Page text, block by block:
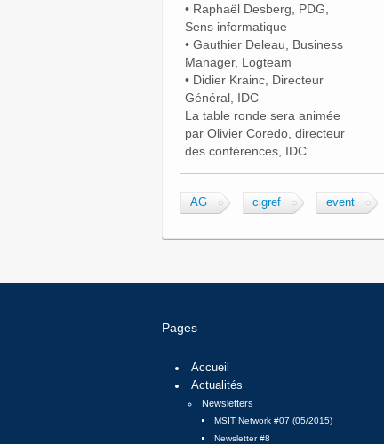
• Raphaël Desberg, PDG,
Sens informatique
• Gauthier Deleau, Business
Manager, Logteam
• Didier Krainc, Directeur
Général, IDC
La table ronde sera animée
par Olivier Coredo, directeur
des conférences, IDC.
AG cigref event
Pages
Accueil
Actualités
Newsletters
MSIT Network #07 (05/2015)
Newsletter #8